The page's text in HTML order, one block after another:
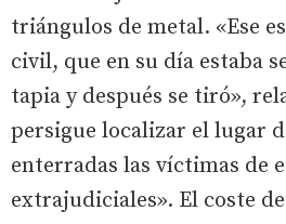
triángulos de metal. «Ese
civil, que en su día estaba
tapia y después se tiró»,
persigue localizar el lugar
enterradas las víctimas de
extrajudiciales». El coste